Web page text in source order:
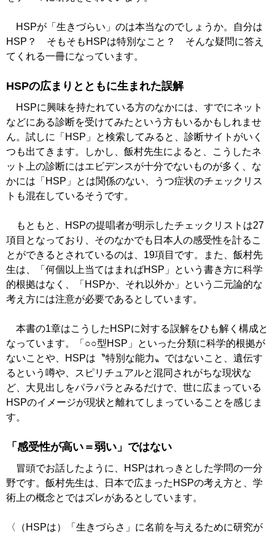
HSPが「生きづらい」のは本当なのでしょうか。自分は
HSP？ そもそもHSPは特別なこと？ そんな疑問に答え
てくれる一冊になっています。
HSPの広まりとともに生まれた誤解
HSPに興味を持たれている方のなかには、すでにネット
などにある診断を受けてみたという方もいるかもしれませ
ん。試しに「HSP」と検索してみると、診断サイトがいく
つも出てきます。しかし、飯村先生によると、こうしたネ
ット上の診断にはエビデンスが十分でないものが多く、な
かには「HSP」とは関係のない、うつ症状のチェックリス
トも混在しているそうです。
もともと、HSPの提唱者が明示したチェックリストは27
項目となっており、そのなかでも日本人の感受性を計るこ
とができるとされているのは、19項目です。また、飯村先
生は、「何個以上当てはまればHSP」という書き方に科学
的根拠はなく、「HSPか、それ以外か」という二元論的な
考え方には注意が必要であるとしています。
本書の1章はこうしたHSPに対する誤解をひも解く構成と
なっています。「○○型HSP」といった分類に科学的根拠が
ないことや、HSPは〝特別な能力〟ではないこと、遺伝す
るという噂や、スピリチュアルと混同されがちな現状な
ど、大見出しをパラパラとみるだけで、世に広まっている
HSPのイメージが現状と離れてしまっていることを感じま
す。
「感受性が高い＝弱い」ではない
冒頭でお話したように、HSPはれっきとした学問の一分
野です。飯村先生は、日本で広まったHSPの考え方と、学
術上の概念とではズレがあるとしています。
〈（HSPは）「生きづらさ」に名前を与えるために研究が